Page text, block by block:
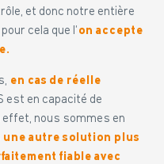
et donc notre entière
cela que l’ on accepte
en cas de réelle
est en capacité de
effet, nous sommes en
une autre solution plus
fiable avec